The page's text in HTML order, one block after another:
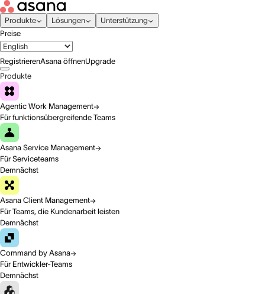
Produkte Lösungen
Unterstützung
Preise
RegistrierenAsana öffnenUpgrade
Produkte
Agentic Work Management
Für funktionsübergreifende Teams
Asana Service Management
Für Serviceteams
Demnächst
Asana Client Management
Für Teams, die Kundenarbeit leisten
Demnächst
Command by Asana
Für Entwickler-Teams
Demnächst